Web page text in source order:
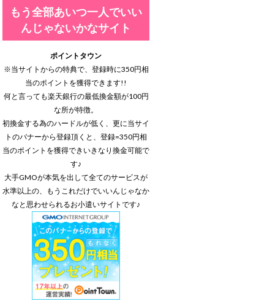
もう全部あいつ一人でいい
んじゃないかなサイト
ポイントタウン
※当サイトからの特典で、登録時に350円相
当のポイントを獲得できます!!
何と言っても楽天銀行の最低換金額が100円
な所が特徴。
初換金する為のハードルが低く、更に当サイ
トのバナーから登録頂くと、登録=350円相
当のポイントを獲得できいきなり換金可能で
す♪
大手GMOが本気を出して全てのサービスが
水準以上の、もうこれだけでいいんじゃなか
なと思わせられるお小遣いサイトです♪